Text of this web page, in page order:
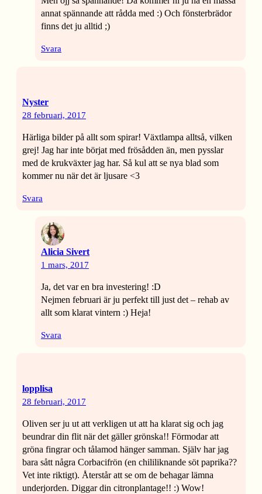
annat spännande att rådda med :) Och fönsterbrädor
finns det ju alltid ;)
Svara
Nyster
28 februari, 2017
Härliga bilder på allt som spirar! Växtlampa alltså, vilken
grej! Jag har inte börjat med frösådden än, men pysslar
med de krukväxter jag har. Så kul att se nya blad som
kommer nu när det är ljusare <3
Svara
Alicia Sivert
1 mars, 2017
Ja, det var en bra investering! :D
Nejmen februari är ju perfekt till just det – rehab av
allt som klarat vintern :) Heja!
Svara
lopplisa
28 februari, 2017
Oliven ser ju ut att verkligen ut att ha klarat sig och jag
beundrar din flit när det gäller grönska!! Förmodar att
gröna fingrar och tålamod hänger samman. Själv har jag
bara sått några Corbacifrön (en chililiknande söt paprika??
Vet inte riktigt). Återstår att se om de behagar lämna
underjorden. Diggar din citronplantage!! :) Wow!